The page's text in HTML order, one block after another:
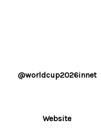
@worldcup2026innet
Website